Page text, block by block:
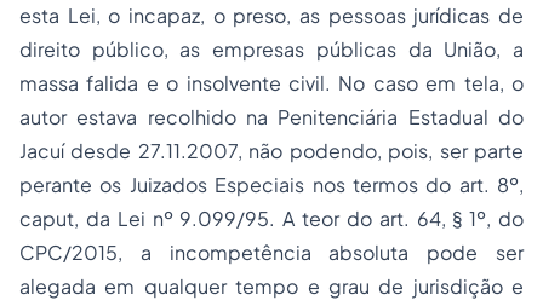
esta Lei, o incapaz, o preso, as pessoas jurídicas de
direito público, as empresas públicas da União, a
massa falida e o insolvente civil. No caso em tela, o
autor estava recolhido na Penitenciária Estadual do
Jacuí desde 27.11.2007, não podendo, pois, ser parte
perante os Juizados Especiais nos termos do art. 8º,
caput, da Lei nº 9.099/95. A teor do art. 64, § 1º, do
CPC/2015, a incompetência absoluta pode ser
alegada em qualquer tempo e grau de jurisdição e